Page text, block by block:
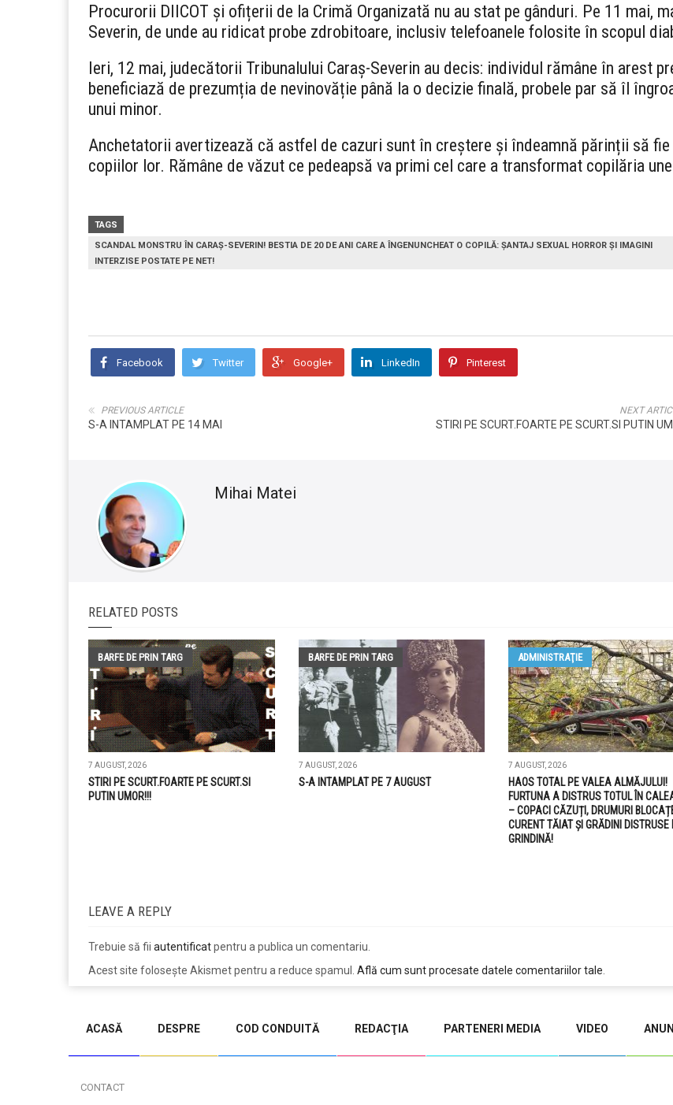
Procurorii DIICOT și ofițerii de la Crimă Organizată nu au stat pe gânduri. Pe 11 mai,
Severin, de unde au ridicat probe zdrobitoare, inclusiv telefoanele folosite în scopul
Ieri, 12 mai, judecătorii Tribunalului Caraș-Severin au decis: individul rămâne în arest
beneficiază de prezumția de nevinovăție până la o decizie finală, probele par să îl
unui minor.
Anchetatorii avertizează că astfel de cazuri sunt în creștere și îndeamnă părinții să fie
copiilor lor. Rămâne de văzut ce pedeapsă va primi cel care a transformat copilăria
TAGS
SCANDAL MONSTRU ÎN CARAȘ-SEVERIN! BESTIA DE 20 DE ANI CARE A ÎNGENUNCHEAT O COPILĂ: ȘANTAJ SEXUAL HORROR ȘI IMAGINI
INTERZISE POSTATE PE NET!
Facebook Twitter Google+ LinkedIn Pinterest
NEXT
STIRI PE SCURT.FOARTE PE SCURT.SI PUTIN
PREVIOUS ARTICLE
S-A INTAMPLAT PE 14 MAI
Mihai Matei
RELATED POSTS
BARFE DE PRIN TARG
7 AUGUST, 2026
STIRI PE SCURT.FOARTE PE SCURT.SI
PUTIN UMOR!!!
BARFE DE PRIN TARG
7 AUGUST, 2026
S-A INTAMPLAT PE 7 AUGUST
ADMINISTRAŢIE
7 AUGUST, 2026
HAOS TOTAL PE VALEA ALMĂJULUI!
FURTUNA A DISTRUS TOTUL ÎN
– COPACI CĂZUȚI, DRUMURI
CURENT TĂIAT ȘI GRĂDINI DISTRUSE
GRINDINĂ!
LEAVE A REPLY
Trebuie să fii autentificatpentru a publica un comentariu.
Acest site folosește Akismet pentru a reduce spamul. Află cum sunt procesate datele comentariilor tale
ACASĂ DESPRE COD CONDUITĂ REDACŢIA PARTENERI MEDIA VIDEO
CONTACT